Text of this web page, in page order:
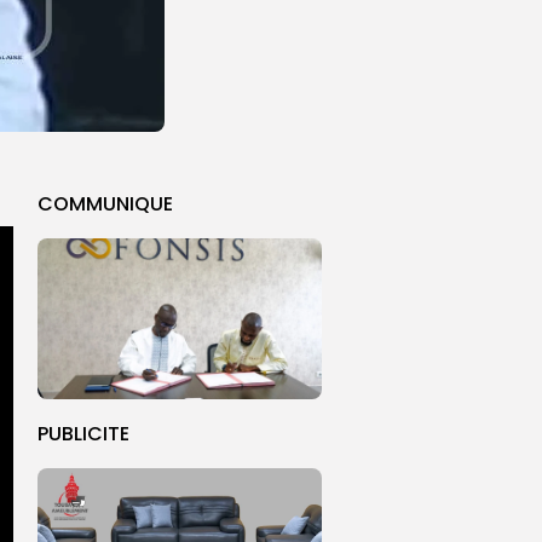
COMMUNIQUE
PUBLICITE